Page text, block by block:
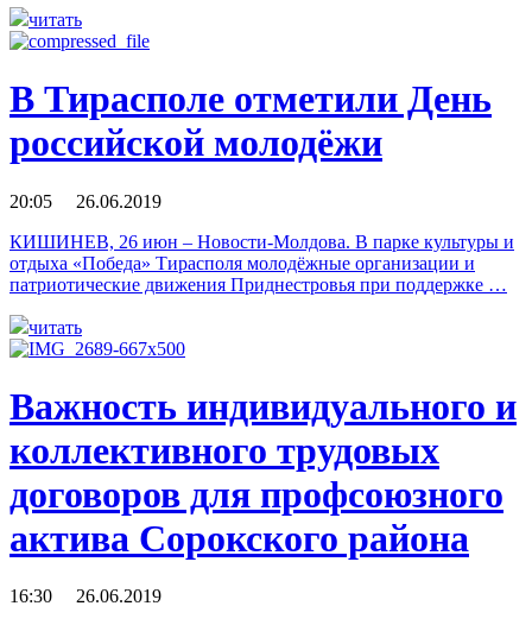
читать
В Тирасполе отметили День
российской молодёжи
20:05 26.06.2019
КИШИНЕВ, 26 июн – Новости-Молдова. В парке культуры и
отдыха «Победа» Тирасполя молодёжные организации и
патриотические движения Приднестровья при поддержке …
читать
Важность индивидуального и
коллективного трудовых
договоров для профсоюзного
актива Сорокского района
16:30 26.06.2019